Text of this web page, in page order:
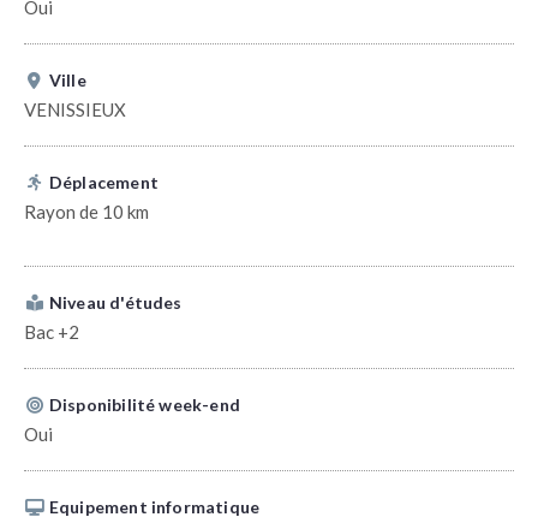
Oui
Ville
VENISSIEUX
Déplacement
Rayon de 10 km
Niveau d'études
Bac +2
Disponibilité week-end
Oui
Equipement informatique